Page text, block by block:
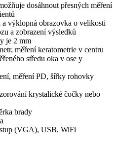
dosáhnout přesných měření
výklopná obrazovka o velikosti
a zobrazení výsledků
je 2 mm
měření keratometrie v centru
středu oka v ose y
měření PD, šířky rohovky
krystalické čočky nebo
brady
(VGA), USB, WiFi